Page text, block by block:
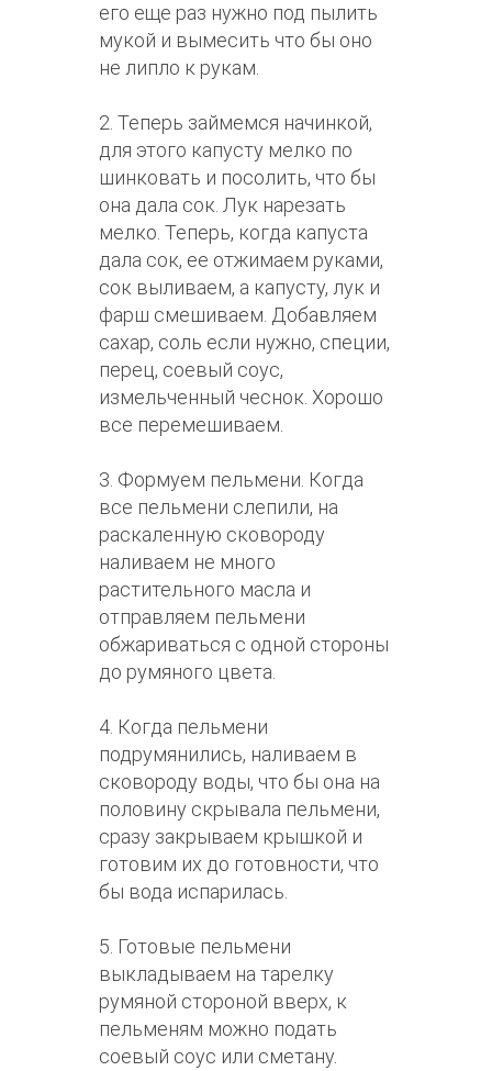
его еще раз нужно под пылить
мукой и вымесить что бы оно
не липло к рукам.
2. Теперь займемся начинкой,
для этого капусту мелко по
шинковать и посолить, что бы
она дала сок. Лук нарезать
мелко. Теперь, когда капуста
дала сок, ее отжимаем руками,
сок выливаем, а капусту, лук и
фарш смешиваем. Добавляем
сахар, соль если нужно, специи,
перец, соевый соус,
измельченный чеснок. Хорошо
все перемешиваем.
3. Формуем пельмени. Когда
все пельмени слепили, на
раскаленную сковороду
наливаем не много
растительного масла и
отправляем пельмени
обжариваться с одной стороны
до румяного цвета.
4. Когда пельмени
подрумянились, наливаем в
сковороду воды, что бы она на
половину скрывала пельмени,
сразу закрываем крышкой и
готовим их до готовности, что
бы вода испарилась.
5. Готовые пельмени
выкладываем на тарелку
румяной стороной вверх, к
пельменям можно подать
соевый соус или сметану.